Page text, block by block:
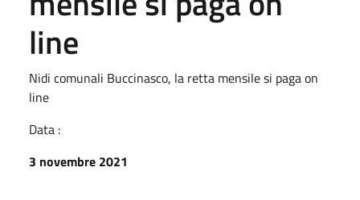
line
Nidi comunali Buccinasco, la retta mensile si paga on
line
Data :
3 novembre 2021